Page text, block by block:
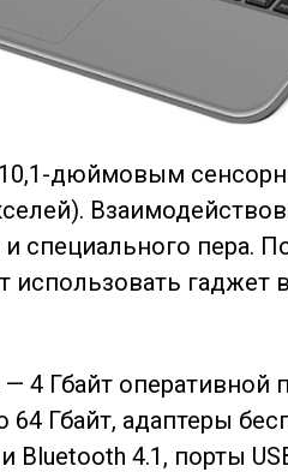
дюймовым
специального пера.
использовать гаджет
— 4 Гбайт
Гбайт, адаптеры
Bluetooth 4.1, порты